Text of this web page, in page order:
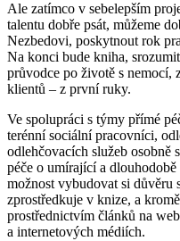
Ale zatímco v sebelepším
talentu dobře psát, můžeme
Nezbedovi, poskytnout rok
Na konci bude kniha,
průvodce po životě s nemocí,
klientů – z první ruky.
Ve spolupráci s týmy přímé
terénní sociální pracovníci,
odlehčovacích služeb osobně
péče o umírající a
možnost vybudovat si
zprostředkuje v knize, a
prostřednictvím článků na
a internetových médiích.